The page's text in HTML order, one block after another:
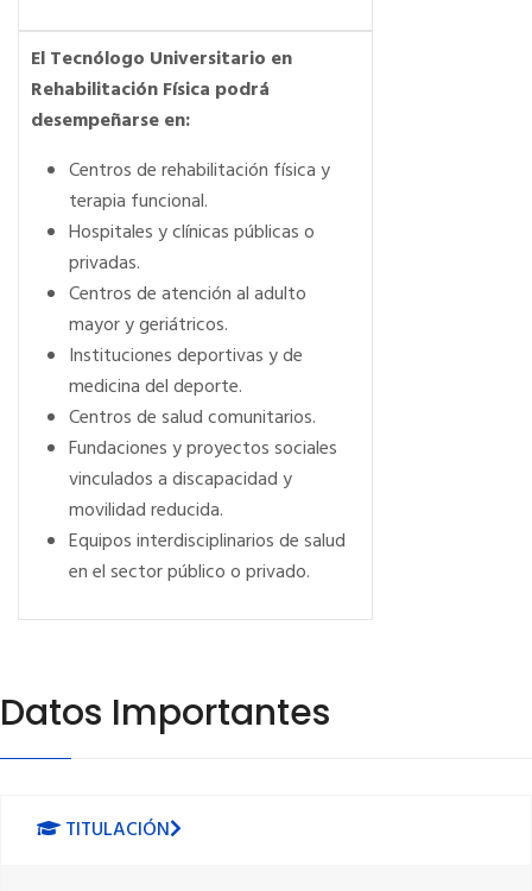
El Tecnólogo Universitario en
Rehabilitación Física podrá
desempeñarse en:
Centros de rehabilitación física y
terapia funcional.
Hospitales y clínicas públicas o
privadas.
Centros de atención al adulto
mayor y geriátricos.
Instituciones deportivas y de
medicina del deporte.
Centros de salud comunitarios.
Fundaciones y proyectos sociales
vinculados a discapacidad y
movilidad reducida.
Equipos interdisciplinarios de salud
en el sector público o privado.
Datos Importantes
TITULACIÓN